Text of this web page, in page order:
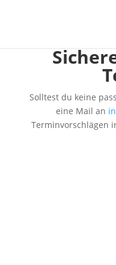
Solltest du keine
eine Mail an
Terminvorschlägen